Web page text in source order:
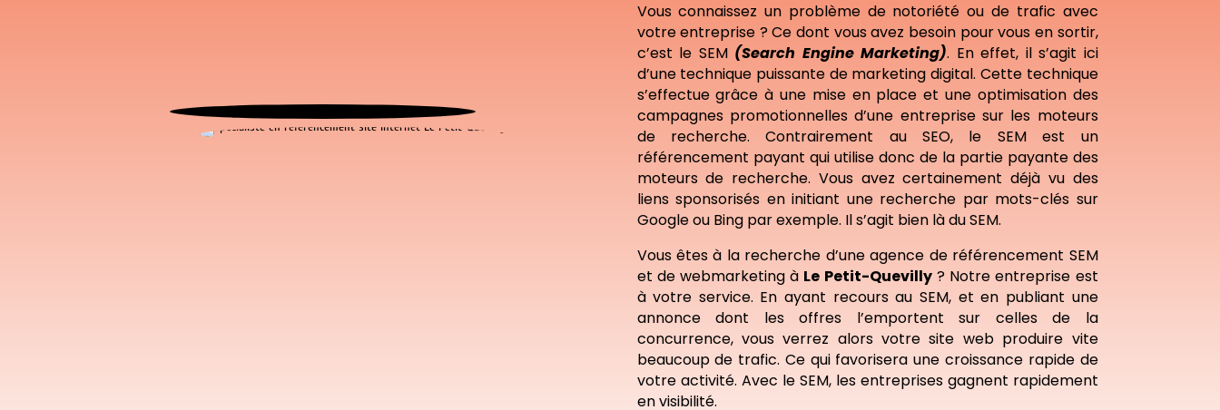
Vous connaissez un problème de notoriété ou de trafic avec
votre entreprise ? Ce dont vous avez besoin pour vous en sortir,
c’est le SEM (Search Engine Marketing). En effet, il s’agit ici
d’une technique puissante de marketing digital. Cette technique
s’effectue grâce à une mise en place et une optimisation des
campagnes promotionnelles d’une entreprise sur les moteurs
de recherche. Contrairement au SEO, le SEM est un
référencement payant qui utilise donc de la partie payante des
moteurs de recherche. Vous avez certainement déjà vu des
liens sponsorisés en initiant une recherche par mots-clés sur
Google ou Bing par exemple. Il s’agit bien là du SEM.
Vous êtes à la recherche d’une agence de référencement SEM
et de webmarketing à Le Petit-Quevilly? Notre entreprise est
à votre service. En ayant recours au SEM, et en publiant une
annonce dont les offres l’emportent sur celles de la
concurrence, vous verrez alors votre site web produire vite
beaucoup de trafic. Ce qui favorisera une croissance rapide de
votre activité. Avec le SEM, les entreprises gagnent rapidement
en visibilité.